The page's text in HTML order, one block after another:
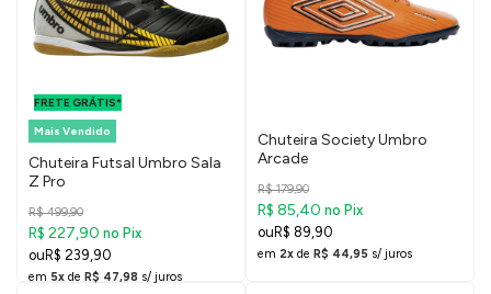
FRETE GRÁTIS*
Mais Vendido
Chuteira Futsal Umbro Sala
Z Pro
R$ 499,90
R$ 227,90 no Pix
R$ 239,90
em 5x de R$ 47,98 s/ juros
Chuteira Society Umbro
Arcade
R$ 179,90
R$ 85,40 no Pix
R$ 89,90
em 2x de R$ 44,95 s/ juros